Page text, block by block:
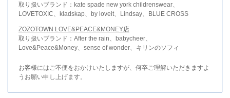
取り扱いブランド：kate spade new york childrenswear、
LOVETOXIC、kladskap、by loveit、Lindsay、BLUE CROSS
ZOZOTOWN LOVE&PEACE&MONEY店
取り扱いブランド：After the rain、babycheer、
Love&Peace&Money、sense of wonder、キリンのソフィ
お客様にはご不便をおかけいたしますが、何卒ご理解いただきますよ
うお願い申し上げます。